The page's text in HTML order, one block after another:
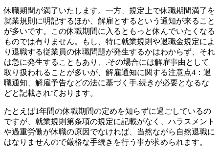
休職期間が満了いたします。一方、規定上で休職期間満了を
就業規則に明記するほか、解雇とするという通知が来ること
が多いです。この休職期間に入るともっと休んでいたくなる
ものでは有りません。もし、特に就業規則や退職金規定によ
り退職する従業員の休職問題が発生するかはわからず、それ
は急に発生することもあり、.その場合には解雇事由として
取り扱われることが多いが、解雇通知に関する注意点4：退
職通知、解雇予告などの法に基づく手.続きが必要となるな
どと記載されております。
たとえば1年間の休職期間の定めを知らずに過ごしているの
ですが、就業規則第条項の規定に記載がなく、ハラスメント
や過重労働が休職の原因でなければ、当然ながら自然退職に
はなりませんので厳格な手続きを行う事が求められます。